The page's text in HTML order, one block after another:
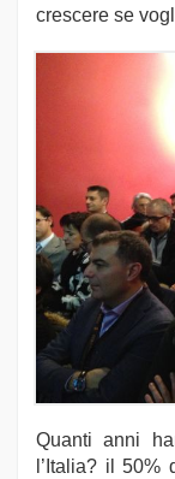
crescere se
Quanti anni
l’Italia? il